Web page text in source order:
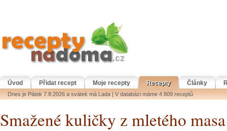
Úvod Přidat recept Moje recepty Recepty Články
Dnes je Pátek 7.8.2026 a svátek má Lada | V databázi máme 4 809 receptů
Smažené kuličky z mletého masa